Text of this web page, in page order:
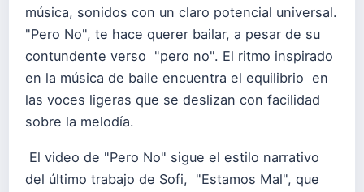
música, sonidos con un claro potencial universal.
"Pero No", te hace querer bailar, a pesar de su
contundente verso "pero no". El ritmo inspirado
en la música de baile encuentra el equilibrio en
las voces ligeras que se deslizan con facilidad
sobre la melodía.
El video de "Pero No" sigue el estilo narrativo
del último trabajo de Sofi, "Estamos Mal", que